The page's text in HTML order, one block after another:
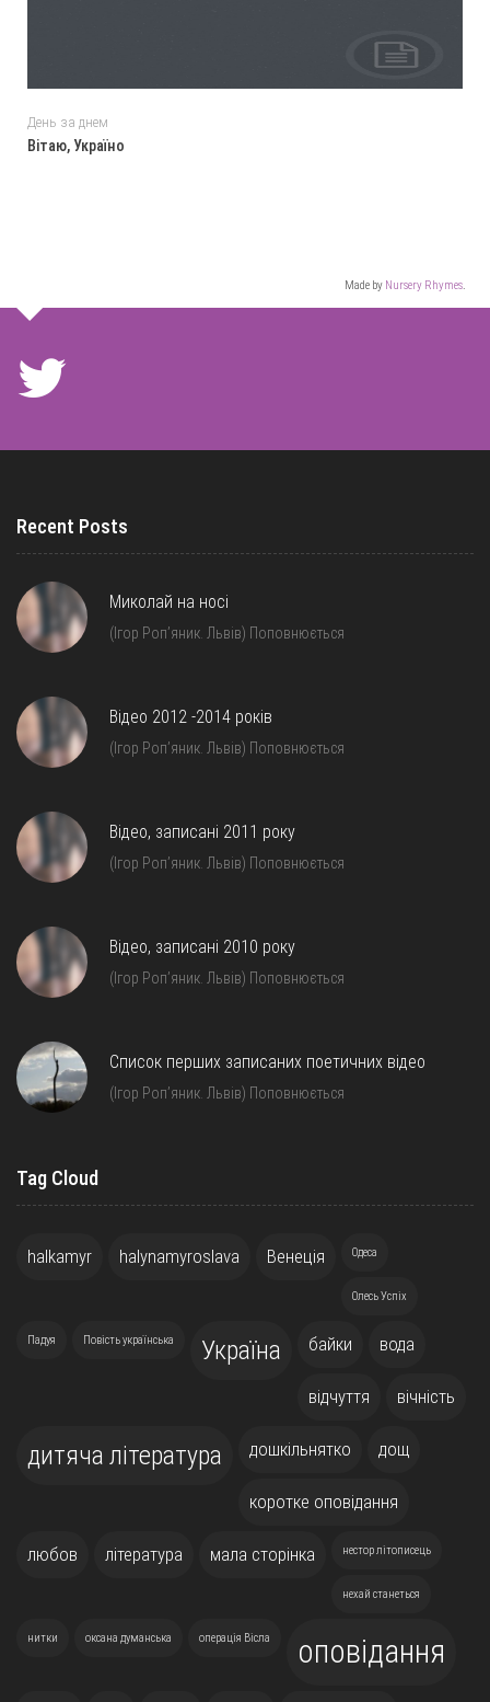
День за днем
Вітаю, Україно
Made by Nursery Rhymes.
Recent Posts
Миколай на носі
(Ігор Роп’яник. Львів) Поповнюється
Відео 2012 -2014 років
(Ігор Роп’яник. Львів) Поповнюється
Відео, записані 2011 року
(Ігор Роп’яник. Львів) Поповнюється
Відео, записані 2010 року
(Ігор Роп’яник. Львів) Поповнюється
Список перших записаних поетичних відео
(Ігор Роп’яник. Львів) Поповнюється
Tag Cloud
halkamyr halynamyroslava Венеція Одеса
Олесь Успіх
Падуя Повість українська Україна байки вода
відчуття вічність
дитяча література дошкільнятко дощ
коротке оповідання
любов література мала сторінка нестор літописець
нехай станеться
нитки оксана думанська операція Вісла оповідання